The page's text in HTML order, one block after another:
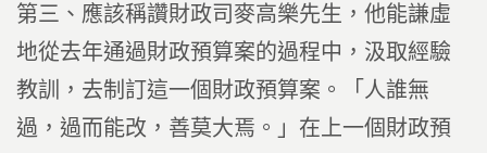
第三、應該稱讚財政司麥高樂先生，他能謙虛
地從去年通過財政預算案的過程中，汲取經驗
教訓，去制訂這一個財政預算案。「人誰無
過，過而能改，善莫大焉。」在上一個財政預